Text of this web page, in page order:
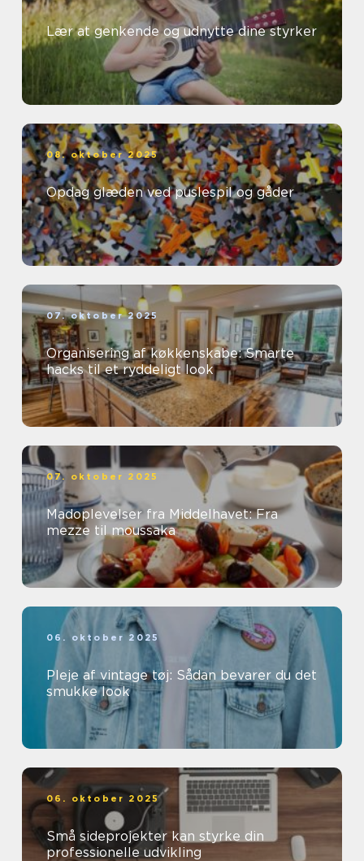
Lær at genkende og udnytte dine styrker
08. oktober 2025
Opdag glæden ved puslespil og gåder
07. oktober 2025
Organisering af køkkenskabe: Smarte
hacks til et ryddeligt look
07. oktober 2025
Madoplevelser fra Middelhavet: Fra
mezze til moussaka
06. oktober 2025
Pleje af vintage tøj: Sådan bevarer du det
smukke look
06. oktober 2025
Små sideprojekter kan styrke din
professionelle udvikling